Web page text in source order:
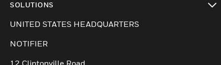
SOLUTIONS
Cambiar vista
UNITED STATES HEADQUARTERS
NOTIFIER